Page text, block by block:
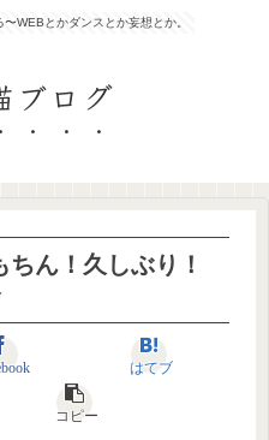
WEBとかダンスとか妄想とか。
ブログ
ちん！久しぶり！
はてブ
コピー